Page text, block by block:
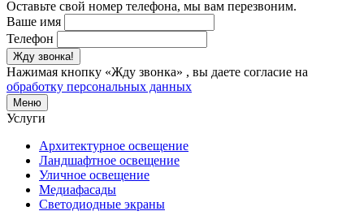
Оставьте свой номер телефона, мы вам перезвоним.
Ваше имя
Телефон
Жду звонка!
Нажимая кнопку «Жду звонка» , вы даете согласие на
обработку персональных данных
Меню
Услуги
Архитектурное освещение
Ландшафтное освещение
Уличное освещение
Медиафасады
Светодиодные экраны